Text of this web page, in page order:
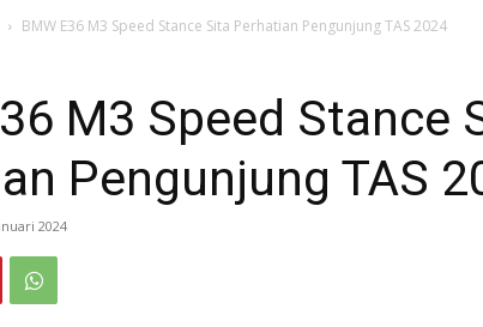
BMW E36 M3 Speed Stance Sita Perhatian Pengunjung TAS 2024
M3 Speed Stance
Pengunjung TAS
2024